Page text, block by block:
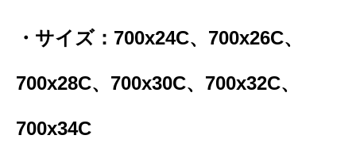
・サイズ：700x24C、700x26C、
700x28C、700x30C、700x32C、
700x34C